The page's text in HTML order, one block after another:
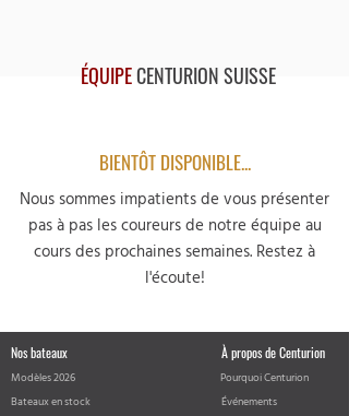
BIENTÔT DISPONIBLE...
Nous sommes impatients de vous présenter
pas à pas les coureurs de notre équipe au
cours des prochaines semaines. Restez à
l'écoute!
ÉQUIPECENTURION SUISSE
Nos bateaux
Modèles 2026
Bateaux en stock
À propos de Centurion
Pourquoi Centurion
Événements